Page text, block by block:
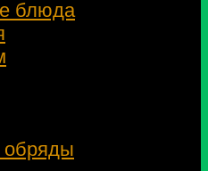
блюда
обряды